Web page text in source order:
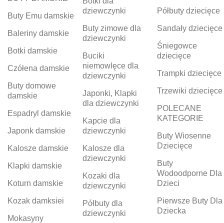
Buty Emu damskie
Baleriny damskie
Botki damskie
Czółena damskie
Buty domowe
damskie
Espadryl damskie
Japonk damskie
Kalosze damskie
Klapki damskie
Koturn damskie
Kozak damksiei
Mokasyny
dziewczynki
Buty zimowe dla
dziewczynki
Buciki
niemowlęce dla
dziewczynki
Japonki, Klapki
dla dziewczynki
Kapcie dla
dziewczynki
Kalosze dla
dziewczynki
Kozaki dla
dziewczynki
Półbuty dla
dziewczynki
Półbuty dziecięce
Sandały dziecięce
Śniegowce
dziecięce
Trampki dziecięce
Trzewiki dziecięce
POLECANE
KATEGORIE
Buty Wiosenne
Dziecięce
Buty
Wodoodporne Dla
Dzieci
Pierwsze Buty Dla
Dziecka